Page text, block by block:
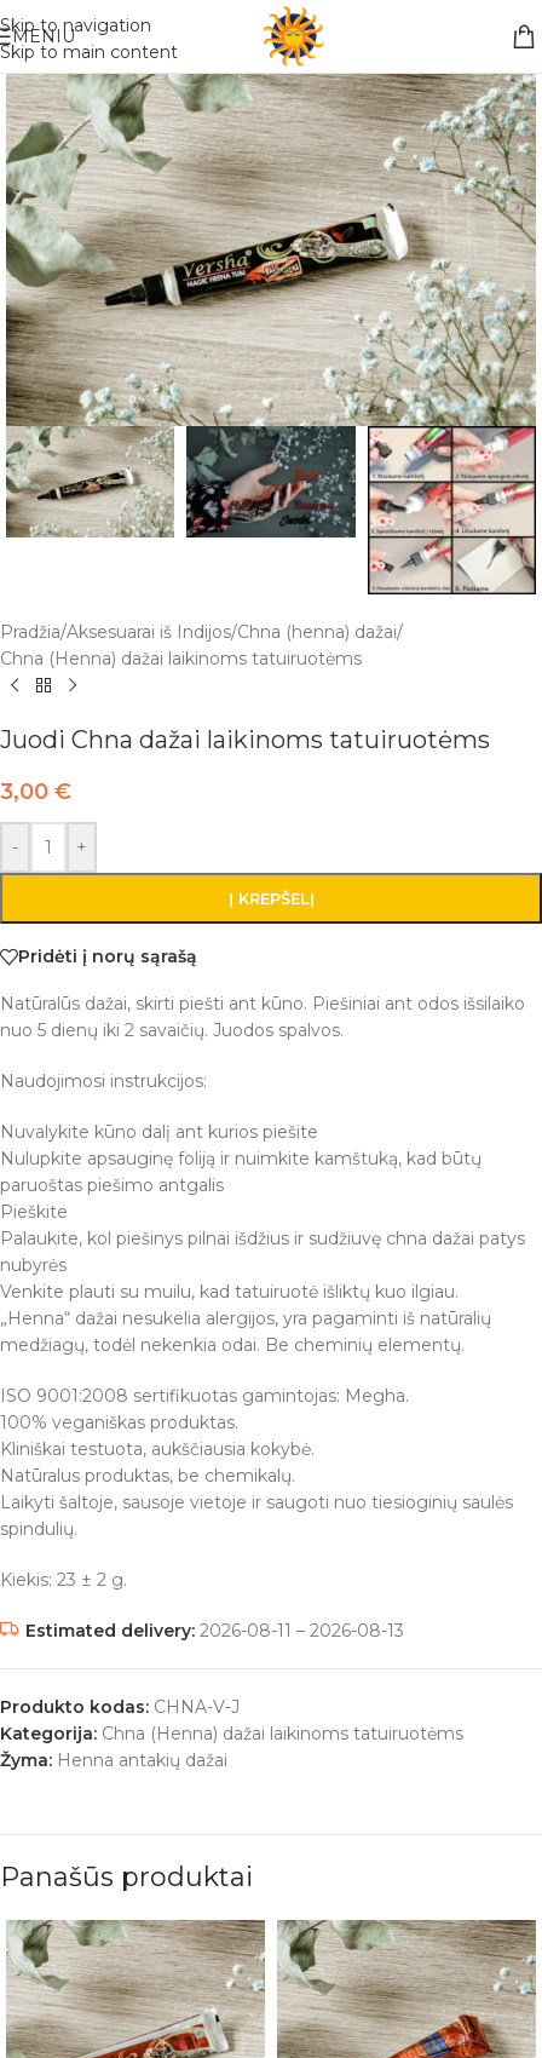
Skip to navigation
Skip to main content
Nemokamas pristatymas į paštomatą apsiperkant už 30€!!
MENIU
Pradžia/Aksesuarai iš Indijos/Chna (henna) dažai/
Chna (Henna) dažai laikinoms tatuiruotėms
Juodi Chna dažai laikinoms tatuiruotėms
3,00 €
- +
Į KREPŠELĮ
Pridėti į norų sąrašą
Natūralūs dažai, skirti piešti ant kūno. Piešiniai ant odos išsilaiko
nuo 5 dienų iki 2 savaičių. Juodos spalvos.
Naudojimosi instrukcijos:
Nuvalykite kūno dalį ant kurios piešite
Nulupkite apsauginę foliją ir nuimkite kamštuką, kad būtų
paruoštas piešimo antgalis
Pieškite
Palaukite, kol piešinys pilnai išdžius ir sudžiuvę chna dažai patys
nubyrės
Venkite plauti su muilu, kad tatuiruotė išliktų kuo ilgiau.
„Henna“ dažai nesukelia alergijos, yra pagaminti iš natūralių
medžiagų, todėl nekenkia odai. Be cheminių elementų.
ISO 9001:2008 sertifikuotas gamintojas: Megha.
100% veganiškas produktas.
Kliniškai testuota, aukščiausia kokybė.
Natūralus produktas, be chemikalų.
Laikyti šaltoje, sausoje vietoje ir saugoti nuo tiesioginių saulės
spindulių.
Kiekis: 23 ± 2 g.
Estimated delivery: 2026-08-11 – 2026-08-13
Produkto kodas: CHNA-V-J
Kategorija: Chna (Henna) dažai laikinoms tatuiruotėms
Žyma: Henna antakių dažai
Panašūs produktai